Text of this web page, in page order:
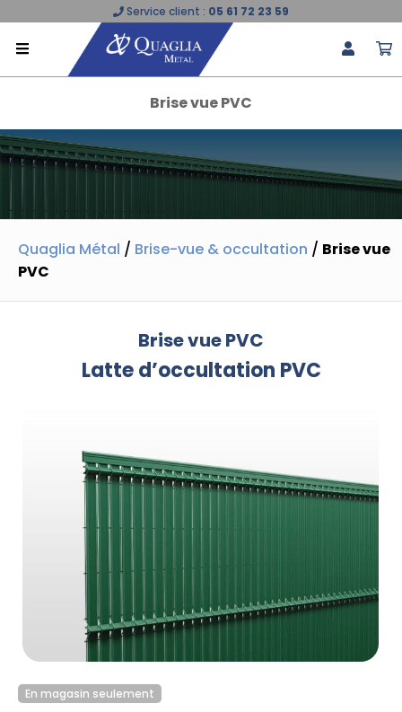
Service client : 05 61 72 23 59
Brise vue PVC
Quaglia Métal / Brise-vue & occultation / Brise vue
PVC
Brise vue PVC
Latte d’occultation PVC
En magasin seulement